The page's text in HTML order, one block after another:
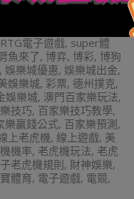
RTG電子遊戲, super體
魚來了, 博弈, 博彩, 博狗
, 娛樂城優惠, 娛樂城出金,
娛樂城, 彩票, 德州撲克,
娛樂城, 澳門百家樂玩法,
技巧, 百家樂技巧教學,
樂贏錢公式, 百家樂預測 ,
上老虎機, 線上遊戲, 美
機率, 老虎機玩法, 老虎
老虎機規則, 財神娛樂,
體育, 電子遊戲, 電競,